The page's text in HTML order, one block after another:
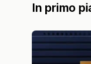
In primo